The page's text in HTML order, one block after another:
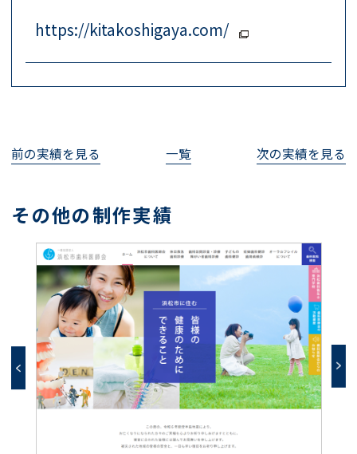
https://kitakoshigaya.com/
前の実績を見る 一覧 次の実績を見る
その他の制作実績